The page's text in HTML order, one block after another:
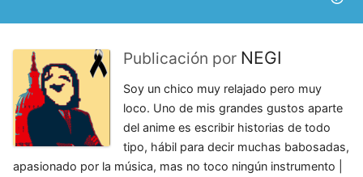
Publicación por NEGI
Soy un chico muy relajado pero muy
loco. Uno de mis grandes gustos aparte
del anime es escribir historias de todo
tipo, hábil para decir muchas babosadas,
apasionado por la música, mas no toco ningún instrumento |